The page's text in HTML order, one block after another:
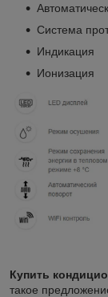
Система
Индикация
Ионизация
Купить
такое